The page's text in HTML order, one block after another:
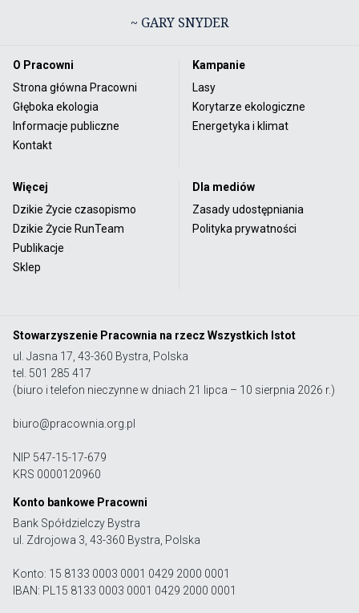
~ GARY SNYDER
O Pracowni
Strona główna Pracowni
Głęboka ekologia
Informacje publiczne
Kontakt
Kampanie
Lasy
Korytarze ekologiczne
Energetyka i klimat
Więcej
Dzikie Życie czasopismo
Dzikie Życie RunTeam
Publikacje
Sklep
Dla mediów
Zasady udostępniania
Polityka prywatności
Stowarzyszenie Pracownia na rzecz Wszystkich Istot
ul. Jasna 17, 43-360 Bystra, Polska
tel. 501 285 417
(biuro i telefon nieczynne w dniach 21 lipca – 10 sierpnia 2026 r.)
biuro@pracownia.org.pl
NIP 547-15-17-679
KRS 0000120960
Konto bankowe Pracowni
Bank Spółdzielczy Bystra
ul. Zdrojowa 3, 43-360 Bystra, Polska
Konto: 15 8133 0003 0001 0429 2000 0001
IBAN: PL15 8133 0003 0001 0429 2000 0001